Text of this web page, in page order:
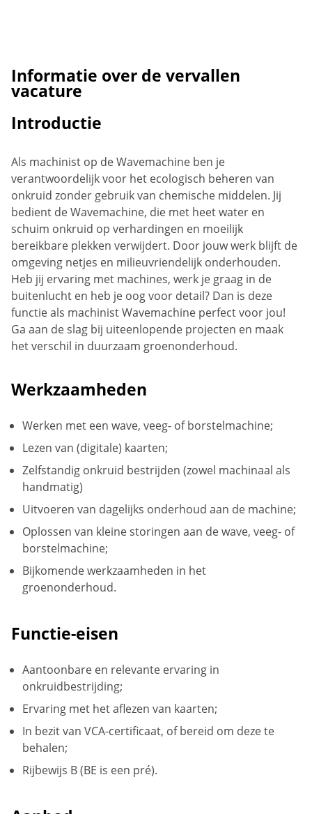
Informatie over de vervallen
vacature
Introductie
Als machinist op de Wavemachine ben je
verantwoordelijk voor het ecologisch beheren van
onkruid zonder gebruik van chemische middelen. Jij
bedient de Wavemachine, die met heet water en
schuim onkruid op verhardingen en moeilijk
bereikbare plekken verwijdert. Door jouw werk blijft de
omgeving netjes en milieuvriendelijk onderhouden.
Heb jij ervaring met machines, werk je graag in de
buitenlucht en heb je oog voor detail? Dan is deze
functie als machinist Wavemachine perfect voor jou!
Ga aan de slag bij uiteenlopende projecten en maak
het verschil in duurzaam groenonderhoud.
Werkzaamheden
Werken met een wave, veeg- of borstelmachine;
Lezen van (digitale) kaarten;
Zelfstandig onkruid bestrijden (zowel machinaal als
handmatig)
Uitvoeren van dagelijks onderhoud aan de machine;
Oplossen van kleine storingen aan de wave, veeg- of
borstelmachine;
Bijkomende werkzaamheden in het
groenonderhoud.
Functie-eisen
Aantoonbare en relevante ervaring in
onkruidbestrijding;
Ervaring met het aflezen van kaarten;
In bezit van VCA-certificaat, of bereid om deze te
behalen;
Rijbewijs B (BE is een pré).